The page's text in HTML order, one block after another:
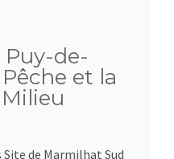
de-
et la
Site de Marmilhat Sud